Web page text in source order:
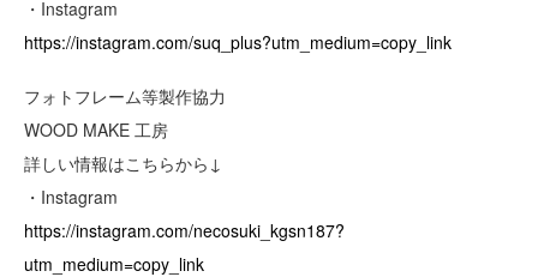
・Instagram
https://instagram.com/suq_plus?utm_medium=copy_link
フォトフレーム等製作協力
WOOD MAKE 工房
詳しい情報はこちらから↓
・Instagram
https://instagram.com/necosuki_kgsn187?
utm_medium=copy_link